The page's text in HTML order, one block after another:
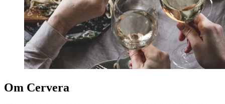
Om Cervera